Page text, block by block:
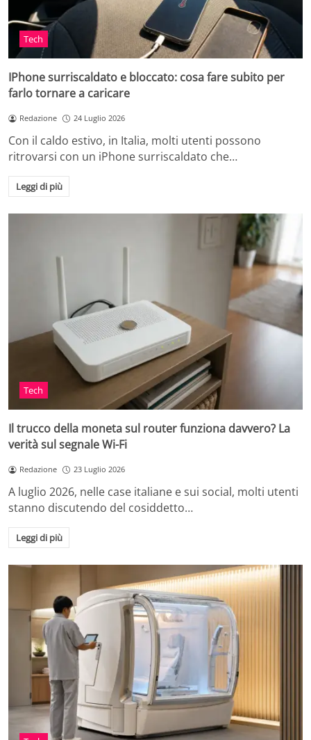
Tech
IPhone surriscaldato e bloccato: cosa fare subito per
farlo tornare a caricare
Redazione 24 Luglio 2026
Con il caldo estivo, in Italia, molti utenti possono
ritrovarsi con un iPhone surriscaldato che…
Leggi di più
Tech
Il trucco della moneta sul router funziona davvero? La
verità sul segnale Wi-Fi
Redazione 23 Luglio 2026
A luglio 2026, nelle case italiane e sui social, molti utenti
stanno discutendo del cosiddetto…
Leggi di più